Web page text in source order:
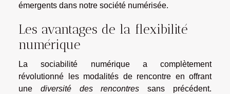
émergents dans notre société numérisée.
Les avantages de la flexibilité
numérique
La sociabilité numérique a complètement
révolutionné les modalités de rencontre en offrant
une diversité des rencontres sans précédent.